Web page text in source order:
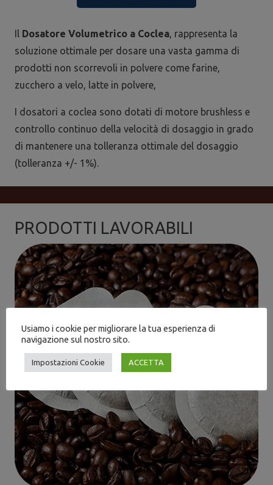
Il Dosatore Volumetrico a Coclea, rappresenta la
soluzione ottimale per dosare una vasta gamma di
prodotti non scorrevoli in polvere come farine,
zucchero a velo, latte in polvere,
I dosatori a coclea sono dotati di motore brushless e
controllo continuo della velocità di dosaggio in grado
di mantenere una tolleranza ottimale del dosaggio
(tolleranza +/- 1%).
PRODOTTI LAVORABILI
Usiamo i cookie per migliorare la tua esperienza di
navigazione sul nostro sito.
Impostazioni Cookie ACCETTA